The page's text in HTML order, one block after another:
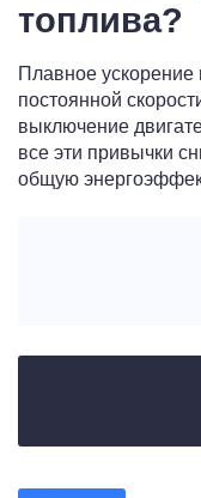
топлива?
Плавное
постоянной
выключение
все эти привычки
общую